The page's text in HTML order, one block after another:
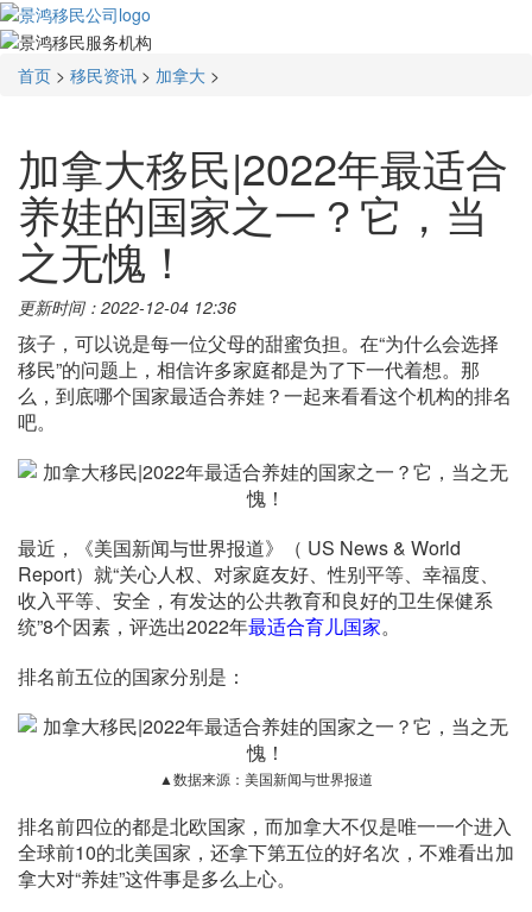
首页 > 移民资讯 > 加拿大 >
加拿大移民|2022年最适合
养娃的国家之一？它，当
之无愧！
更新时间：2022-12-04 12:36
孩子，可以说是每一位父母的甜蜜负担。在“为什么会选择
移民”的问题上，相信许多家庭都是为了下一代着想。那
么，到底哪个国家最适合养娃？一起来看看这个机构的排名
吧。
最近，《美国新闻与世界报道》（ US News & World
Report）就“关心人权、对家庭友好、性别平等、幸福度、
收入平等、安全，有发达的公共教育和良好的卫生保健系
统”8个因素，评选出2022年最适合育儿国家。
排名前五位的国家分别是：
▲数据来源：美国新闻与世界报道
排名前四位的都是北欧国家，而加拿大不仅是唯一一个进入
全球前10的北美国家，还拿下第五位的好名次，不难看出加
拿大对“养娃”这件事是多么上心。